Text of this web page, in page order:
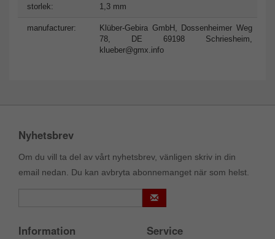
storlek: 1,3 mm
manufacturer:
Klüber-Gebira GmbH, Dossenheimer Weg
78, DE 69198 Schriesheim,
klueber@gmx.info
Nyhetsbrev
Om du vill ta del av vårt nyhetsbrev, vänligen skriv in din
email nedan. Du kan avbryta abonnemanget när som helst.
Information Service